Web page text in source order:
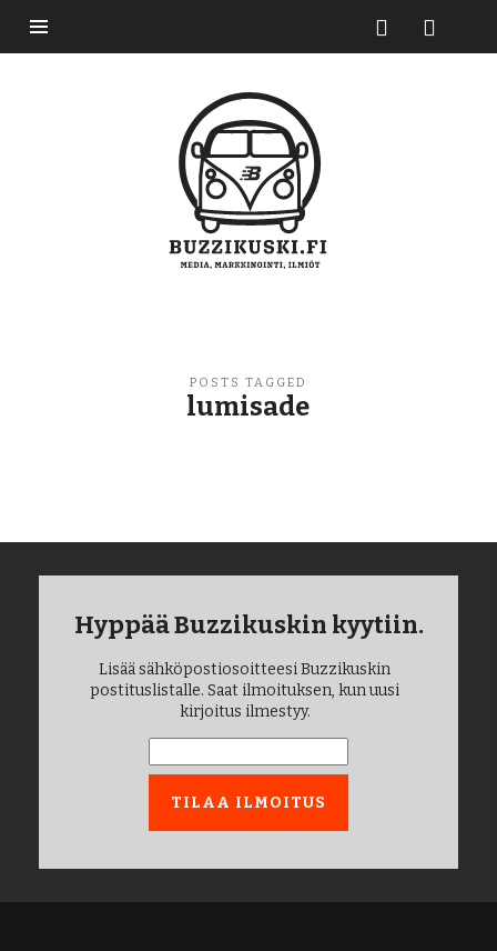
Buzzikuski
POSTS TAGGED
lumisade
Hyppää Buzzikuskin kyytiin.
Lisää sähköpostiosoitteesi Buzzikuskin
postituslistalle. Saat ilmoituksen, kun uusi
kirjoitus ilmestyy.